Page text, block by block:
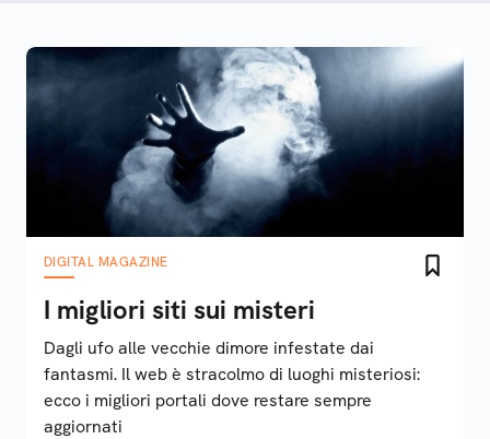
DIGITAL MAGAZINE
I migliori siti sui misteri
Dagli ufo alle vecchie dimore infestate dai
fantasmi. Il web è stracolmo di luoghi misteriosi:
ecco i migliori portali dove restare sempre
aggiornati